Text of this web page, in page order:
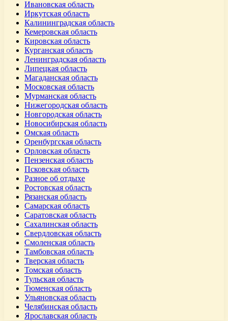
Ивановская область
Иркутская область
Калининградская область
Кемеровская область
Кировская область
Курганская область
Ленинградская область
Липецкая область
Магаданская область
Московская область
Мурманская область
Нижегородская область
Новгородская область
Новосибирская область
Омская область
Оренбургская область
Орловская область
Пензенская область
Псковская область
Разное об отдыхе
Ростовская область
Рязанская область
Самарская область
Саратовская область
Сахалинская область
Свердловская область
Смоленская область
Тамбовская область
Тверская область
Томская область
Тульская область
Тюменская область
Ульяновская область
Челябинская область
Ярославская область